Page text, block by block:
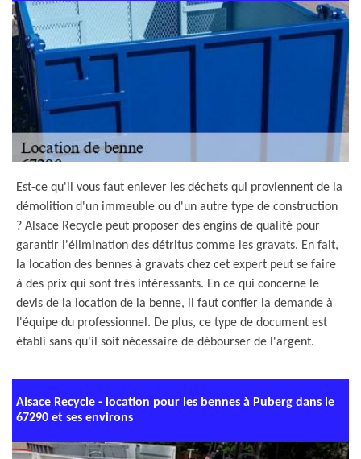
Est-ce qu'il vous faut enlever les déchets qui proviennent de la
démolition d'un immeuble ou d'un autre type de construction
? Alsace Recycle peut proposer des engins de qualité pour
garantir l'élimination des détritus comme les gravats. En fait,
la location des bennes à gravats chez cet expert peut se faire
à des prix qui sont très intéressants. En ce qui concerne le
devis de la location de la benne, il faut confier la demande à
l'équipe du professionnel. De plus, ce type de document est
établi sans qu'il soit nécessaire de débourser de l'argent.
Alsace Recycle - location pour les bennes à Puberg dans le
67290 et ses environs